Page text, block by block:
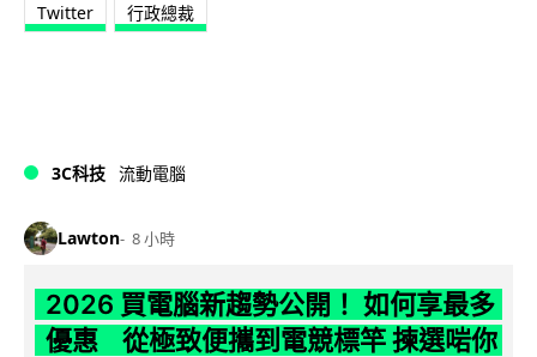
Twitter 行政總裁
3C科技 流動電腦
Lawton 8 小時
2026 買電腦新趨勢公開！ 如何享最多
優惠 從極致便攜到電競標竿 揀選啱你